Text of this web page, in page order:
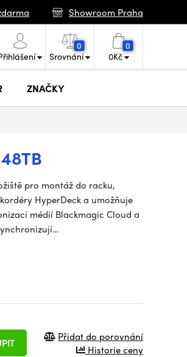
Showroom Praha
0
Srovnání
0
0Kč
ZNAČKY
pro montáž do racku,
HyperDeck a umožňuje
médií Blackmagic Cloud a
Přidat do porovnání
Historie ceny